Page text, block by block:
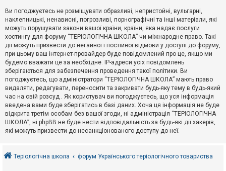
д
й
А
к
т
и
в
н
т
е
м
и
о
Ви погоджуєтесь не розміщувати образливі, непристойні, вульгарні,
наклепницькі, ненависні, погрозливі, порнографічні та інші матеріали, які
можуть порушувати закони вашої країни, країни, яка надає послуги
хостингу для форуму “ТЕРІОЛОГІЧНА ШКОЛА” чи міжнародне право. Такі
дії можуть призвести до негайної і постійної відмови у доступі до форуму,
при цьому ваш інтернет-провайдер буде повідомлений про це, якщо ми
будемо вважати це за необхідне. IP-адреси усіх повідомлень
зберігаються для забезпечення проведення такої політики. Ви
погоджуєтесь, що адміністратори “ТЕРІОЛОГІЧНА ШКОЛА” мають право
видаляти, редагувати, переносити та закривати будь-яку тему в будь-який
час на свій розсуд . Як користувач ви погоджуєтесь, що уся інформація
введена вами буде зберігатись в базі даних. Хоча ця інформація не буде
відкрита третім особам без вашої згоди, ні адміністрація “ТЕРІОЛОГІЧНА
ШКОЛА”, ні phpBB не буде нести відповідальність за будь-які дії хакерів,
які можуть призвести до несанкціонованого доступу до неї.
Теріологічна школа форум Українського теріологічного товариства